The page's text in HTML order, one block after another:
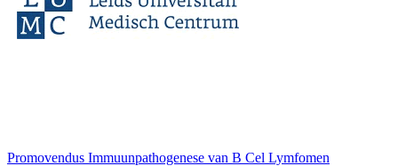
Promovendus Immuunpathogenese van B Cel Lymfomen